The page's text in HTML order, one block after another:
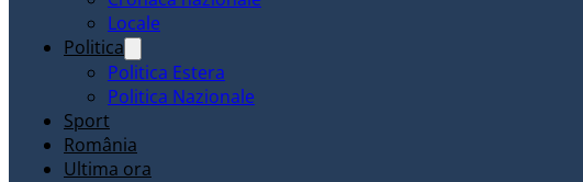
Locale
Politica
Politica Estera
Politica Nazionale
Sport
România
Ultima ora